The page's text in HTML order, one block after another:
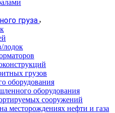
груза
лодок
грузов
оборудования
оборудования
сооружений
месторождениях нефти и газа